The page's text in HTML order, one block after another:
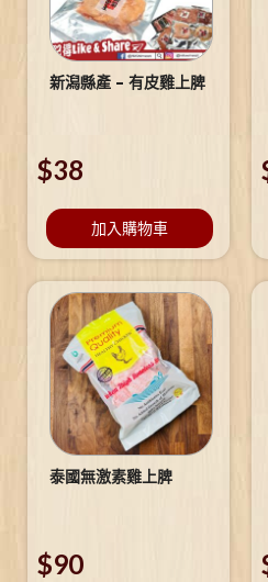
新潟縣產 – 有皮雞上脾
$38
加入購物車
泰國無激素雞上脾
$90